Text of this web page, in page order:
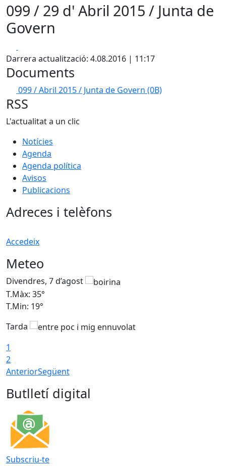
099 / 29 d' Abril 2015 / Junta de
Govern
Darrera actualització: 4.08.2016 | 11:17
Documents
099 / Abril 2015 / Junta de Govern (0B)
RSS
L'actualitat a un clic
Notícies
Agenda
Agenda política
Avisos
Publicacions
Adreces i telèfons
Accedeix
Meteo
Divendres, 7 d’agost
T.Màx: 35°
T.Min: 19°
Tarda
1
2
AnteriorSegüent
Butlletí digital
Subscriu-te